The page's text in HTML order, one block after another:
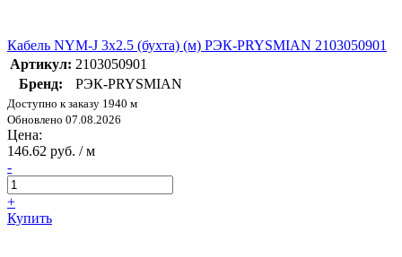
Кабель NYM-J 3х2.5 (бухта) (м) РЭК-PRYSMIAN 2103050901
Артикул: 2103050901
Бренд:
РЭК-PRYSMIAN
Доступно к заказу 1940 м
Обновлено 07.08.2026
Цена:
146.62 руб. / м
-
+
Купить